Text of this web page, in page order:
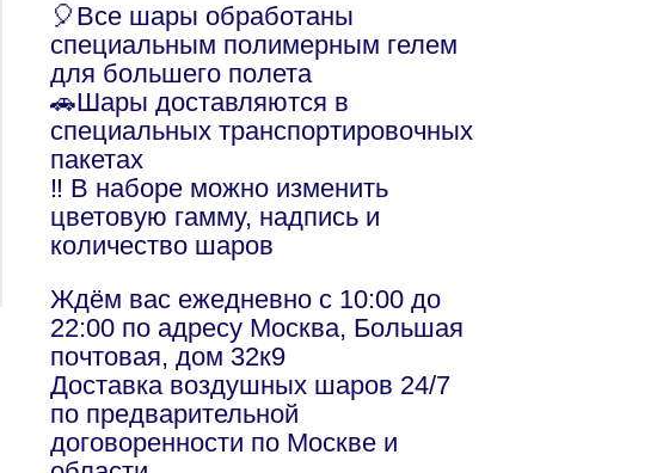
🎈Все шары обработаны
специальным полимерным гелем
для большего полета
🚗Шары доставляются в
специальных транспортировочных
пакетах
‼️ В наборе можно изменить
цветовую гамму, надпись и
количество шаров
Ждём вас ежедневно с 10:00 до
22:00 по адресу Москва, Большая
почтовая, дом 32к9
Доставка воздушных шаров 24/7
по предварительной
договоренности по Москве и